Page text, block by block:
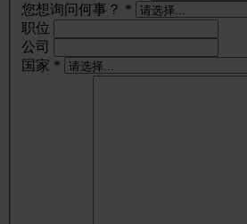
您想询问何事？ *
职位
公司
国家 *